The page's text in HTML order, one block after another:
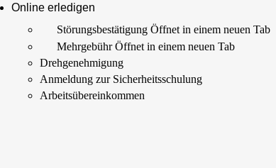
Online erledigen
Störungs­bestätigung Öffnet in einem neuen Tab
MehrgebührÖffnet in einem neuen Tab
Drehgenehmigung
Anmeldung zur Sicherheits­schulung
Arbeits­übereinkommen